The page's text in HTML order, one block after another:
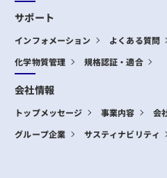
サポート
インフォメーション よくある質問
化学物質管理 規格認証・適合
会社情報
トップメッセージ 事業内容 会
グループ企業 サスティナビリティ